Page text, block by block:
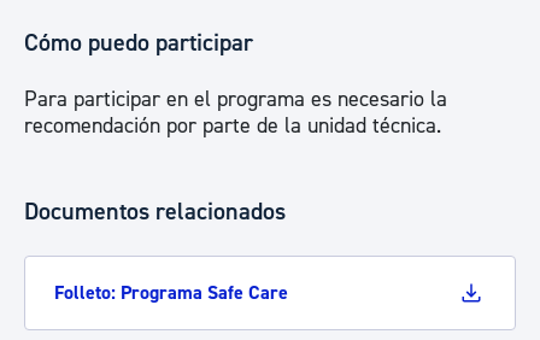
Cómo puedo participar
Para participar en el programa es necesario la
recomendación por parte de la unidad técnica.
Documentos relacionados
Folleto: Programa Safe Care